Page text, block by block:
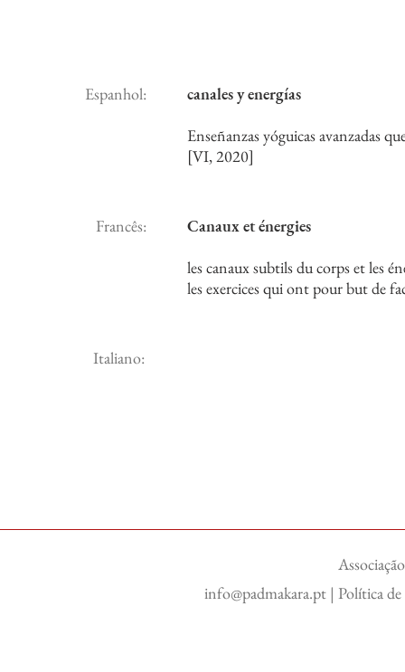
Espanhol:
canales y energías
Enseñanzas yóguicas avanzadas
[VI, 2020]
Francês:
Canaux et énergies
les canaux subtils du corps et les
les exercices qui ont pour but de
Italiano:
info@padmakara.pt | Política